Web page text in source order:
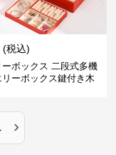
(税込)
ーボックス 二段式多機
ーボックス鍵付き木
›